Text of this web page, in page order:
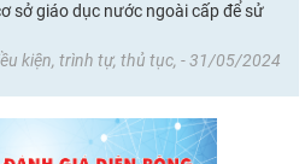
sở giáo dục nước ngoài cấp để sử
kiện, trình tự, thủ tục, - 31/05/2024